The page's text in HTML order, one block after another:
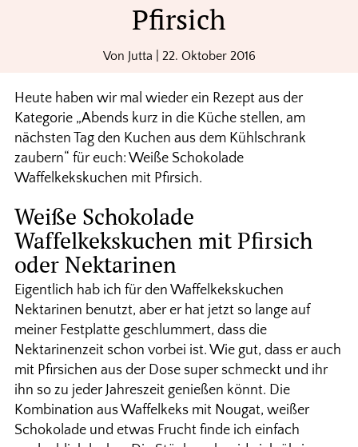
Pfirsich
Von Jutta 22. Oktober 2016
Heute haben wir mal wieder ein Rezept aus der
Kategorie „Abends kurz in die Küche stellen, am
nächsten Tag den Kuchen aus dem Kühlschrank
zaubern“ für euch: Weiße Schokolade
Waffelkekskuchen mit Pfirsich.
Weiße Schokolade
Waffelkekskuchen mit Pfirsich
oder Nektarinen
Eigentlich hab ich für den Waffelkekskuchen
Nektarinen benutzt, aber er hat jetzt so lange auf
meiner Festplatte geschlummert, dass die
Nektarinenzeit schon vorbei ist. Wie gut, dass er auch
mit Pfirsichen aus der Dose super schmeckt und ihr
ihn so zu jeder Jahreszeit genießen könnt. Die
Kombination aus Waffelkeks mit Nougat, weißer
Schokolade und etwas Frucht finde ich einfach